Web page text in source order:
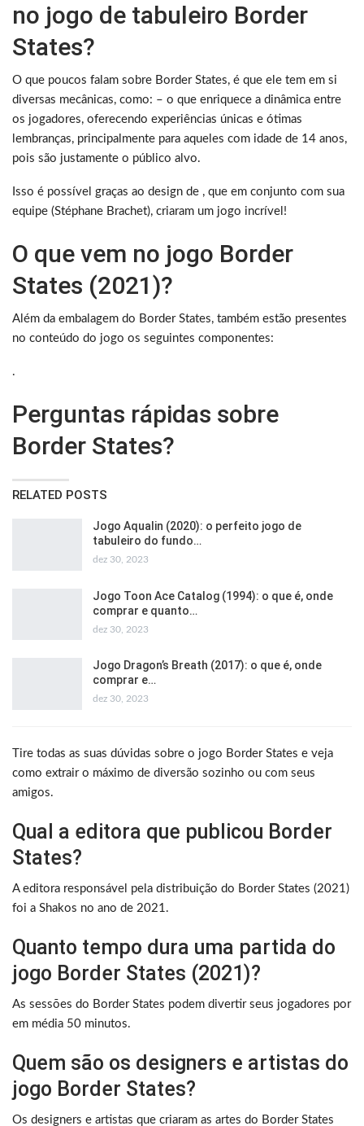
no jogo de tabuleiro Border
States?
O que poucos falam sobre Border States, é que ele tem em si
diversas mecânicas, como: – o que enriquece a dinâmica entre
os jogadores, oferecendo experiências únicas e ótimas
lembranças, principalmente para aqueles com idade de 14 anos,
pois são justamente o público alvo.
Isso é possível graças ao design de , que em conjunto com sua
equipe (Stéphane Brachet), criaram um jogo incrível!
O que vem no jogo Border
States (2021)?
Além da embalagem do Border States, também estão presentes
no conteúdo do jogo os seguintes componentes:
.
Perguntas rápidas sobre
Border States?
RELATED POSTS
Jogo Aqualin (2020): o perfeito jogo de
tabuleiro do fundo…
dez 30, 2023
Jogo Toon Ace Catalog (1994): o que é, onde
comprar e quanto…
dez 30, 2023
Jogo Dragon’s Breath (2017): o que é, onde
comprar e…
dez 30, 2023
Tire todas as suas dúvidas sobre o jogo Border States e veja
como extrair o máximo de diversão sozinho ou com seus
amigos.
Qual a editora que publicou Border
States?
A editora responsável pela distribuição do Border States (2021)
foi a Shakos no ano de 2021.
Quanto tempo dura uma partida do
jogo Border States (2021)?
As sessões do Border States podem divertir seus jogadores por
em média 50 minutos.
Quem são os designers e artistas do
jogo Border States?
Os designers e artistas que criaram as artes do Border States